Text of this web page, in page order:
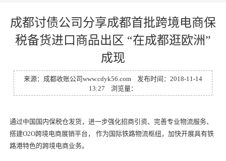
成都讨债公司分享成都首批跨境电商保
税备货进口商品出区 “在成都逛欧洲”
成现
来源： 成都收账公司www.cdyk56.com发布时间：2018-11-14
13:27 浏览量：
通过中国国内保税仓发货，进一步强化招商引资、完善专业物流服务、
搭建O2O跨境电商展销平台， 作为国际铁路物流枢纽，加快开展具有铁
路港特色的跨境电商业务。